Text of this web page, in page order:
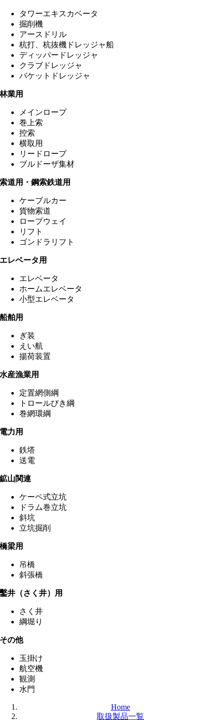
タワーエキスカベータ
掘削機
アースドリル
杭打、杭抜機ドレッジャ船
ディッパードレッジャ
クラブドレッジャ
バケットドレッジャ
林業用
メインロープ
巻上索
控索
横取用
リードロープ
ブルドーザ集材
索道用・鋼索鉄道用
ケーブルカー
貨物索道
ロープウェイ
リフト
ゴンドラリフト
エレベータ用
エレベータ
ホームエレベータ
小型エレベータ
船舶用
ぎ装
えい航
揚荷装置
水産漁業用
定置網側綱
トロールびき綱
巻網環綱
電力用
鉄塔
送電
鉱山関連
ケーペ式立坑
ドラム巻立坑
斜坑
立坑掘削
橋梁用
吊橋
斜張橋
鑿井（さく井）用
さく井
綱堀り
その他
玉掛け
航空機
観測
水門
Home
取扱製品一覧